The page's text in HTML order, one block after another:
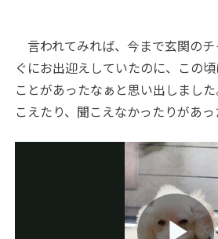
言われてみれば、今まで玄関の
ぐにお出迎えしていたのに、この
ことがあったなぁと思い出しまし
こえたり、聞こえなかったりがあっ